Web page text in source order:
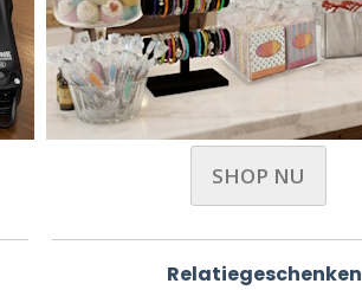
SHOP NU
Relatiegeschenken